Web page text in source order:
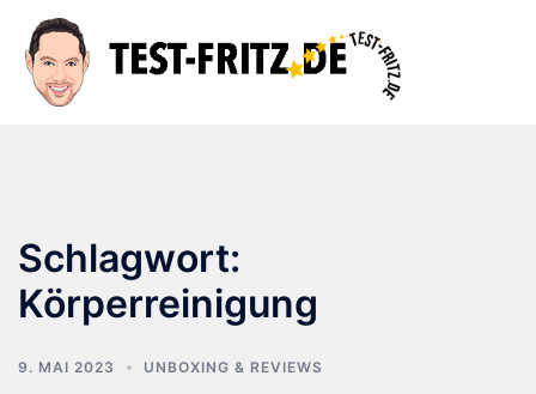
Inhalt
springen
Schlagwort:
Körperreinigung
9. MAI 2023 UNBOXING & REVIEWS